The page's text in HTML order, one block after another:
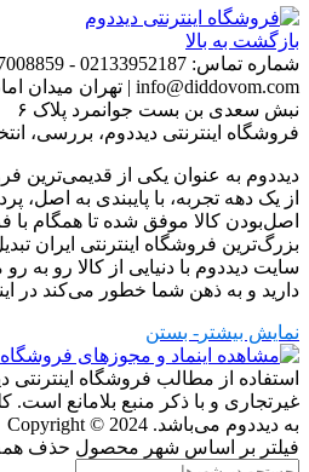
بازگشت به بالا
شماره تماس: 02133952187 - 09107008859
info@diddovom.com
| تهران میدان
نبش سعدی بن بست جوانمرد پلاک ۶
فروشگاه اینترنتی دیددوم، بررسی،
دیددوم به عنوان یکی از قدیمی‌ترین
از یک دهه تجربه، با پایبندی به
اصل‌بودن کالا موفق شده تا همگام با
بزرگ‌ترین فروشگاه اینترنتی ایران
سایت دیددوم با دنیایی از کالا رو به
دارید و به ذهن شما خطور می‌کند در
نمایش بیشتر - بستن
استفاده از مطالب فروشگاه
غیرتجاری و با ذکر منبع بلامانع
به دیددوم می‌باشد. Copyright © 2024
فیلتر بر اساس شهر محصول حذف